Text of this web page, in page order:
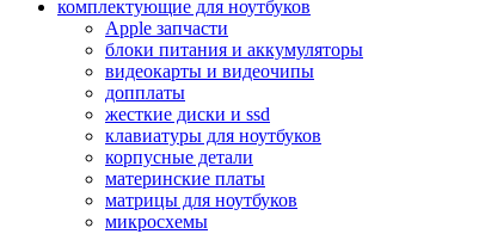
комплектующие для ноутбуков
Apple запчасти
блоки питания и аккумуляторы
видеокарты и видеочипы
допплаты
жесткие диски и ssd
клавиатуры для ноутбуков
корпусные детали
материнские платы
матрицы для ноутбуков
микросхемы